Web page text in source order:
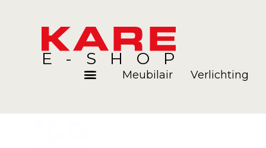
E-SHOP
Meubilair Verlichting